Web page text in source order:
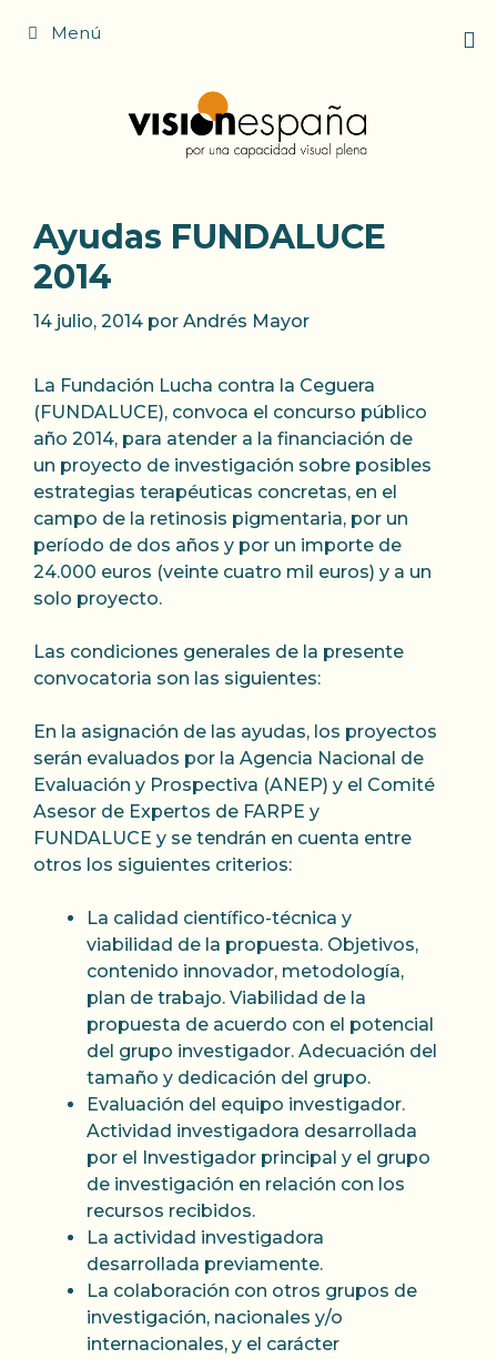
Menú
Ayudas FUNDALUCE
2014
14 julio, 2014 por Andrés Mayor
La Fundación Lucha contra la Ceguera
(FUNDALUCE), convoca el concurso público
año 2014, para atender a la financiación de
un proyecto de investigación sobre posibles
estrategias terapéuticas concretas, en el
campo de la retinosis pigmentaria, por un
período de dos años y por un importe de
24.000 euros (veinte cuatro mil euros) y a un
solo proyecto.
Las condiciones generales de la presente
convocatoria son las siguientes:
En la asignación de las ayudas, los proyectos
serán evaluados por la Agencia Nacional de
Evaluación y Prospectiva (ANEP) y el Comité
Asesor de Expertos de FARPE y
FUNDALUCE y se tendrán en cuenta entre
otros los siguientes criterios:
La calidad científico-técnica y
viabilidad de la propuesta. Objetivos,
contenido innovador, metodología,
plan de trabajo. Viabilidad de la
propuesta de acuerdo con el potencial
del grupo investigador. Adecuación del
tamaño y dedicación del grupo.
Evaluación del equipo investigador.
Actividad investigadora desarrollada
por el Investigador principal y el grupo
de investigación en relación con los
recursos recibidos.
La actividad investigadora
desarrollada previamente.
La colaboración con otros grupos de
investigación, nacionales y/o
internacionales, y el carácter